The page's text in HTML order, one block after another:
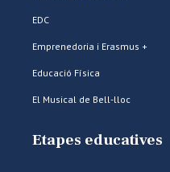
EDC
Emprenedoria i Erasmus +
Educació Física
El Musical de Bell-lloc
Etapes educatives